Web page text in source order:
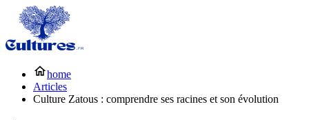
home
Articles
Culture Zatous : comprendre ses racines et son évolution